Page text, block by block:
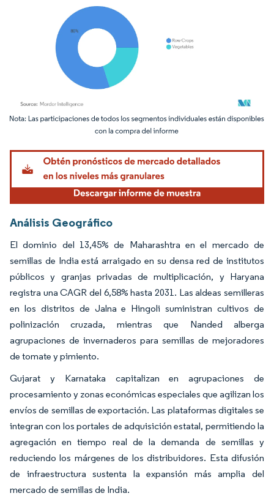
Imagen © Mordor Intelligence. El uso requiere atribución según CC BY 4.0.
Análisis Geográfico
El dominio del 13,45% de Maharashtra en el mercado de
semillas de India está arraigado en su densa red de institutos
públicos y granjas privadas de multiplicación, y Haryana
registra una CAGR del 6,58% hasta 2031. Las aldeas semilleras
en los distritos de Jalna e Hingoli suministran cultivos de
polinización cruzada, mientras que Nanded alberga
agrupaciones de invernaderos para semillas de mejoradores
de tomate y pimiento.
Gujarat y Karnataka capitalizan en agrupaciones de
procesamiento y zonas económicas especiales que agilizan los
envíos de semillas de exportación. Las plataformas digitales se
integran con los portales de adquisición estatal, permitiendo la
agregación en tiempo real de la demanda de semillas y
reduciendo los márgenes de los distribuidores. Esta difusión
de infraestructura sustenta la expansión más amplia del
mercado de semillas de India.